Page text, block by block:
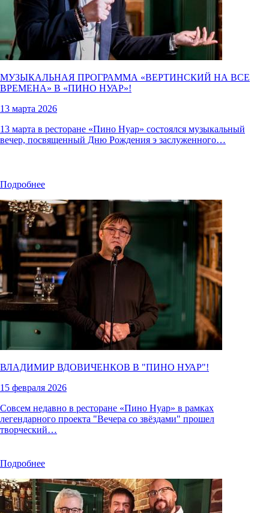
МУЗЫКАЛЬНАЯ ПРОГРАММА «ВЕРТИНСКИЙ НА ВСЕ
ВРЕМЕНА» В «ПИНО НУАР»!
13 марта 2026
13 марта в ресторане «Пино Нуар» состоялся музыкальный
вечер, посвященный Дню Рождения э заслуженного…
Подробнее
ВЛАДИМИР ВДОВИЧЕНКОВ В "ПИНО НУАР"!
15 февраля 2026
Совсем недавно в ресторане «Пино Нуар» в рамках
легендарного проекта "Вечера со звёздами" прошел
творческий…
Подробнее